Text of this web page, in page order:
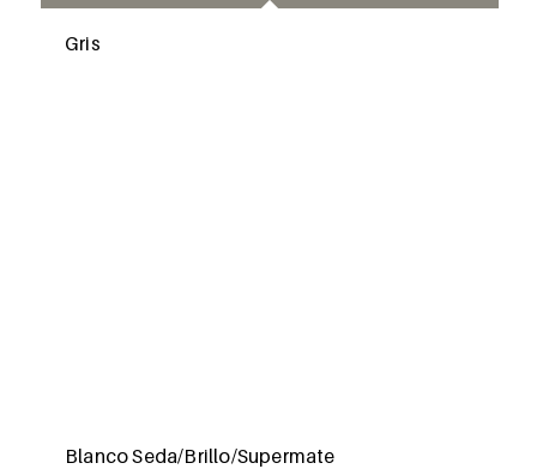
Gris
Blanco Seda/Brillo/Supermate